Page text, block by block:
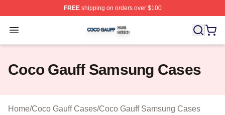
FREEshipping on orders over $100
Open menu
Coco Gauff Shop ⚡️ Officially Licensed Coco Gauff
Coco Gauff Samsung Cases
Home/Coco Gauff Cases/Coco Gauff Samsung Cases